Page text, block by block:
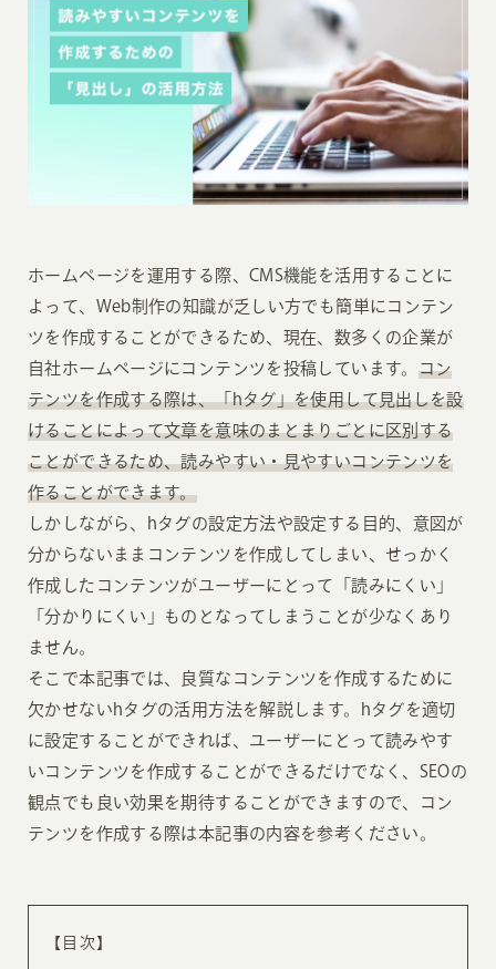
ホームページを運用する際、CMS機能を活用することに
よって、Web制作の知識が乏しい方でも簡単にコンテン
ツを作成することができるため、現在、数多くの企業が
自社ホームページにコンテンツを投稿しています。 コン
テンツを作成する際は、「hタグ」を使用して見出しを設
けることによって文章を意味のまとまりごとに区別する
ことができるため、読みやすい・見やすいコンテンツを
作ることができます。
しかしながら、hタグの設定方法や設定する目的、意図が
分からないままコンテンツを作成してしまい、せっかく
作成したコンテンツがユーザーにとって「読みにくい」
「分かりにくい」ものとなってしまうことが少なくあり
ません。
そこで本記事では、良質なコンテンツを作成するために
欠かせないhタグの活用方法を解説します。hタグを適切
に設定することができれば、ユーザーにとって読みやす
いコンテンツを作成することができるだけでなく、SEOの
観点でも良い効果を期待することができますので、コン
テンツを作成する際は本記事の内容を参考ください。
【目次】